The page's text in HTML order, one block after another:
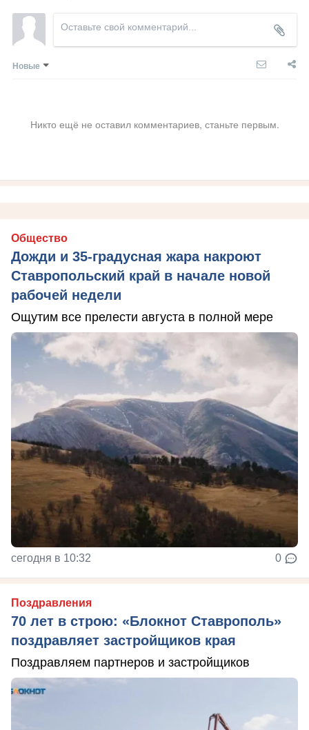
Новые
Никто ещё не оставил комментариев, станьте первым.
Общество
Дожди и 35-градусная жара накроют
Ставропольский край в начале новой
рабочей недели
Ощутим все прелести августа в полной мере
сегодня в 10:32 0
Поздравления
70 лет в строю: «Блокнот Ставрополь»
поздравляет застройщиков края
Поздравляем партнеров и застройщиков